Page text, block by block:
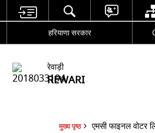
हरियाणा सरकार
रेवाड़ी
REWARI
मुख्य पृष्ठ एमसी फाइनल वोटर